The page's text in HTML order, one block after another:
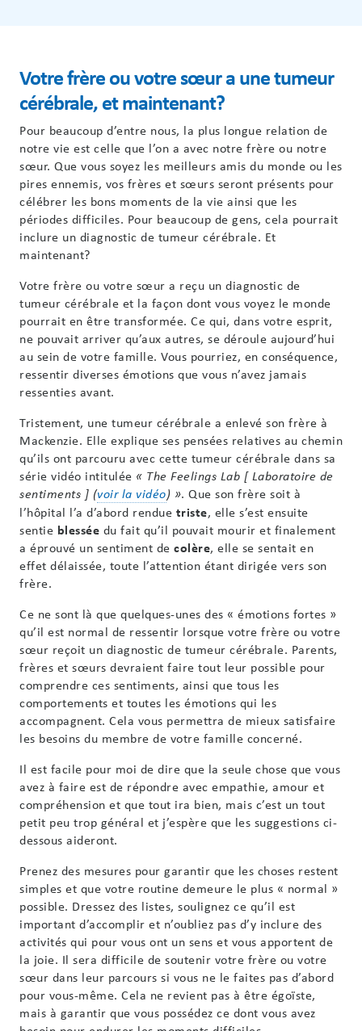
Votre frère ou votre sœur a une tumeur
cérébrale, et maintenant?
Pour beaucoup d’entre nous, la plus longue relation de
notre vie est celle que l’on a avec notre frère ou notre
sœur. Que vous soyez les meilleurs amis du monde ou les
pires ennemis, vos frères et sœurs seront présents pour
célébrer les bons moments de la vie ainsi que les
périodes difficiles. Pour beaucoup de gens, cela pourrait
inclure un diagnostic de tumeur cérébrale. Et
maintenant?
Votre frère ou votre sœur a reçu un diagnostic de
tumeur cérébrale et la façon dont vous voyez le monde
pourrait en être transformée. Ce qui, dans votre esprit,
ne pouvait arriver qu’aux autres, se déroule aujourd’hui
au sein de votre famille. Vous pourriez, en conséquence,
ressentir diverses émotions que vous n’avez jamais
ressenties avant.
Tristement, une tumeur cérébrale a enlevé son frère à
Mackenzie. Elle explique ses pensées relatives au chemin
qu’ils ont parcouru avec cette tumeur cérébrale dans sa
série vidéo intitulée « The Feelings Lab [ Laboratoire de
sentiments ] (voir la vidéo) ». Que son frère soit à
l’hôpital l’a d’abord rendue triste, elle s’est ensuite
sentie blessée du fait qu’il pouvait mourir et finalement
a éprouvé un sentiment de colère, elle se sentait en
effet délaissée, toute l’attention étant dirigée vers son
frère.
Ce ne sont là que quelques-unes des « émotions fortes »
qu’il est normal de ressentir lorsque votre frère ou votre
sœur reçoit un diagnostic de tumeur cérébrale. Parents,
frères et sœurs devraient faire tout leur possible pour
comprendre ces sentiments, ainsi que tous les
comportements et toutes les émotions qui les
accompagnent. Cela vous permettra de mieux satisfaire
les besoins du membre de votre famille concerné.
Il est facile pour moi de dire que la seule chose que vous
avez à faire est de répondre avec empathie, amour et
compréhension et que tout ira bien, mais c’est un tout
petit peu trop général et j’espère que les suggestions ci-
dessous aideront.
Prenez des mesures pour garantir que les choses restent
simples et que votre routine demeure le plus « normal »
possible. Dressez des listes, soulignez ce qu’il est
important d’accomplir et n’oubliez pas d’y inclure des
activités qui pour vous ont un sens et vous apportent de
la joie. Il sera difficile de soutenir votre frère ou votre
sœur dans leur parcours si vous ne le faites pas d’abord
pour vous-même. Cela ne revient pas à être égoïste,
mais à garantir que vous possédez ce dont vous avez